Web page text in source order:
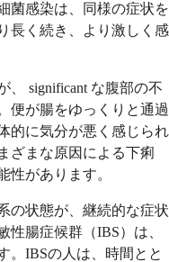
菌感染は、同様の症状を
長く続き、より激しく感
、 significant な腹部の不
便が腸をゆっくりと通過
的に気分が悪く感じられ
ざまな原因による下痢
性があります。
の状態が、継続的な症状
性腸症候群（IBS）は、
。IBSの人は、時間とと